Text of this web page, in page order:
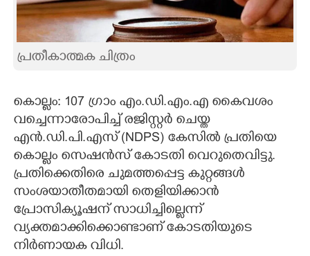
ASTRO
LITERATURE
ZOOM
CONTACT US
പ്രതീകാത്മക ചിത്രം
കൊല്ലം: 107 ഗ്രാം എം.ഡി.എം.എ കൈവശം
വച്ചെന്നാരോപിച്ച് രജിസ്റ്റര്‍ ചെയ്ത
എന്‍.ഡി.പി.എസ് (NDPS) കേസില്‍ പ്രതിയെ
കൊല്ലം സെഷന്‍സ് കോടതി വെറുതെവിട്ടു.
പ്രതിക്കെതിരെ ചുമത്തപ്പെട്ട കുറ്റങ്ങള്‍
സംശയാതീതമായി തെളിയിക്കാന്‍
പ്രോസിക്യൂഷന് സാധിച്ചില്ലെന്ന്
വ്യക്തമാക്കിക്കൊണ്ടാണ് കോടതിയുടെ
നിര്‍ണായക വിധി.